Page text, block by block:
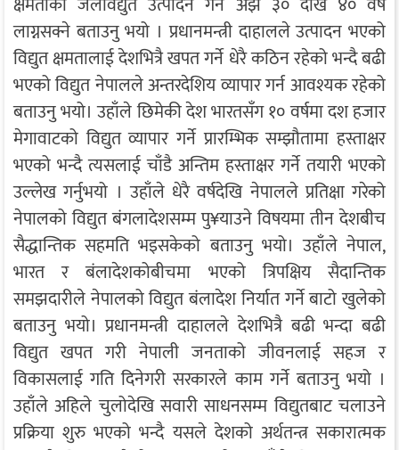
लाग्नसक्ने बताउनु भयो । प्रधानमन्त्री दाहालले उत्पादन भएको
विद्युत क्षमतालाई देशभित्रै खपत गर्ने धेरै कठिन रहेको भन्दै बढी
भएको विद्युत नेपालले अन्तरदेशिय व्यापार गर्न आवश्यक रहेको
बताउनु भयो। उहाँले छिमेकी देश भारतसँग १० वर्षमा दश हजार
मेगावाटको विद्युत व्यापार गर्ने प्रारम्भिक सम्झौतामा हस्ताक्षर
भएको भन्दै त्यसलाई चाँडै अन्तिम हस्ताक्षर गर्ने तयारी भएको
उल्लेख गर्नुभयो । उहाँले धेरै वर्षदेखि नेपालले प्रतिक्षा गरेको
नेपालको विद्युत बंगलादेशसम्म पु¥याउने विषयमा तीन देशबीच
सैद्धान्तिक सहमति भइसकेको बताउनु भयो। उहाँले नेपाल,
भारत र बंलादेशकोबीचमा भएको त्रिपक्षिय सैदान्तिक
समझदारीले नेपालको विद्युत बंलादेश निर्यात गर्ने बाटो खुलेको
बताउनु भयो। प्रधानमन्त्री दाहालले देशभित्रै बढी भन्दा बढी
विद्युत खपत गरी नेपाली जनताको जीवनलाई सहज र
विकासलाई गति दिनेगरी सरकारले काम गर्ने बताउनु भयो ।
उहाँले अहिले चुलोदेखि सवारी साधनसम्म विद्युतबाट चलाउने
प्रक्रिया शुरु भएको भन्दै यसले देशको अर्थतन्त्र सकारात्मक